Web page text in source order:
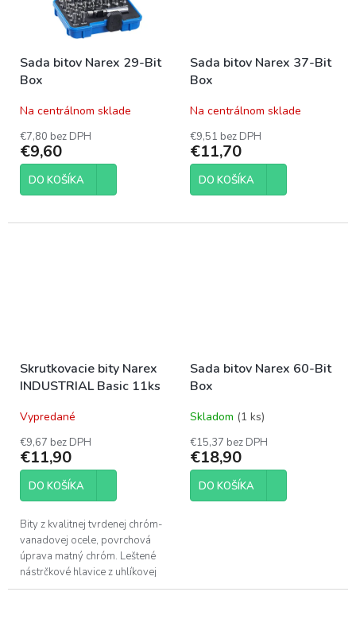
Sada bitov Narex 29-Bit
Box
Na centrálnom sklade
€7,80 bez DPH
€9,60
DO KOŠÍKA
Sada bitov Narex 37-Bit
Box
Na centrálnom sklade
€9,51 bez DPH
€11,70
DO KOŠÍKA
Skrutkovacie bity Narex
INDUSTRIAL Basic 11ks
Vypredané
€9,67 bez DPH
€11,90
DO KOŠÍKA
Bity z kvalitnej tvrdenej chróm-
vanadovej ocele, povrchová
úprava matný chróm. Leštené
nástrčkové hlavice z uhlíkovej
ocele.
Sada bitov Narex 60-Bit
Box
Skladom (1 ks)
€15,37 bez DPH
€18,90
DO KOŠÍKA